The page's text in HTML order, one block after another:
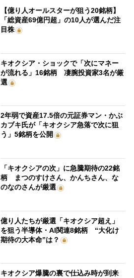
【億り人オールスターが狙う20銘柄】
「総資産69億円超」の10人が選んだ注
目株
キオクシア・ショックで「次にマネー
が流れる」16銘柄 凄腕投資家3名が厳
選
2年弱で資産17.5倍の元証券マン・かぶ
カブキ氏が「キオクシア急落で次に狙
う」5銘柄を公開
「キオクシアの次」に急騰期待の22銘
柄 まつのすけさん、かんちさん、な
のなのさんが厳選
億り人たちが厳選「キオクシア超え」
を狙う半導体・AI関連8銘柄 “大化け
期待の大本命”は？
キオクシア爆騰の裏で仕込み時が到来